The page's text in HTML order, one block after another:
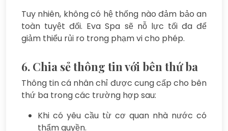
Tuy nhiên, không có hệ thống nào đảm bảo an
toàn tuyệt đối. Eva Spa sẽ nỗ lực tối đa để
giảm thiểu rủi ro trong phạm vi cho phép.
6. Chia sẻ thông tin với bên thứ ba
Thông tin cá nhân chỉ được cung cấp cho bên
thứ ba trong các trường hợp sau:
Khi có yêu cầu từ cơ quan nhà nước có
thẩm quyền.